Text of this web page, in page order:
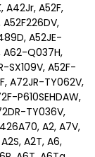
A42Jr, A52F,
A52F226DV,
A52JE-
A62-Q037H,
SX109V, A52F-
A72JR-TY062V,
P610SEHDAW,
TY036V,
A2, A7V,
A2T, A6,